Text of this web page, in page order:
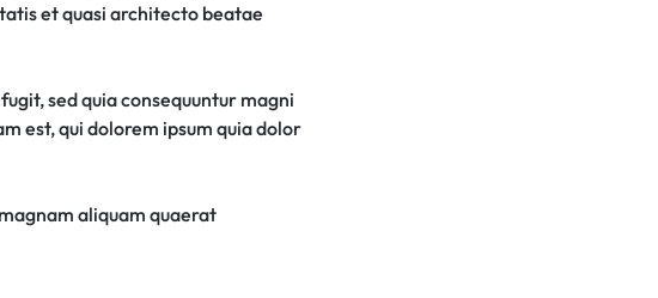
et quasi architecto beatae
sed quia consequuntur magni
est, qui dolorem ipsum quia dolor
aliquam quaerat